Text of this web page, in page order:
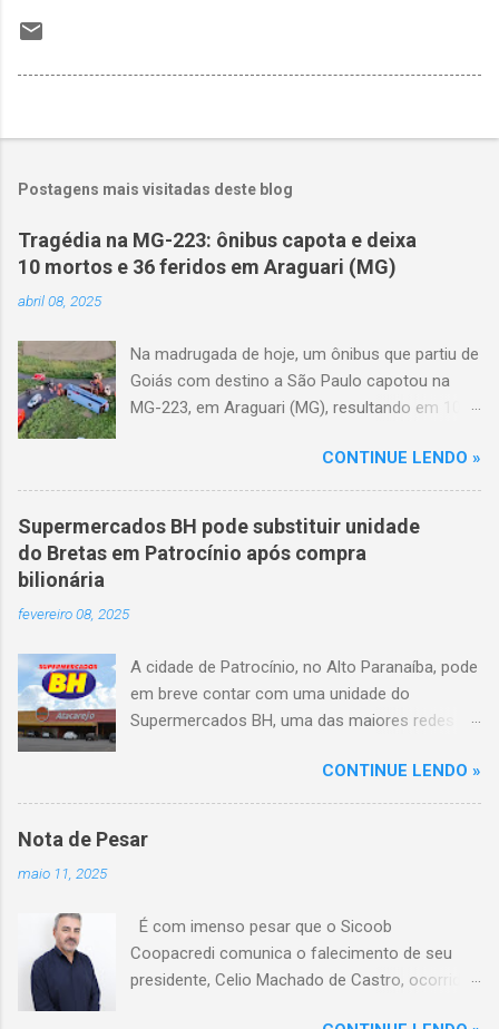
Postagens mais visitadas deste blog
Tragédia na MG-223: ônibus capota e deixa
10 mortos e 36 feridos em Araguari (MG)
abril 08, 2025
Na madrugada de hoje, um ônibus que partiu de
Goiás com destino a São Paulo capotou na
MG-223, em Araguari (MG), resultando em 10
volta das 3h40, próximo ao trevo de Queixinho,
quando o motorista perdeu o controle do
veículo, atravessou o canteiro central e
capotou em uma alça de acesso. Entre as
vítimas fatais, há duas crianças de
CONTINUE LENDO »
Supermercados BH pode substituir unidade
do Bretas em Patrocínio após compra
bilionária
fevereiro 08, 2025
A cidade de Patrocínio, no Alto Paranaíba, pode
em breve contar com uma unidade do
Supermercados BH, uma das maiores redes do
o braço mineiro da rede Bretas por R$ 716
milhões, conforme anunciado na última sexta-
Guimarães, 455, no bairro Santo Antônio. Com
a aquisição, existe a possibilidade de que essa
unidade seja convertida em um Supermercados
CONTINUE LENDO »
Nota de Pesar
maio 11, 2025
É com imenso pesar que o Sicoob
Coopacredi comunica o falecimento de seu
presidente, Celio Machado de Castro, ocorrido